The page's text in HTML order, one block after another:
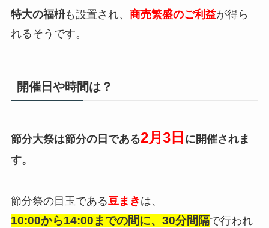
特大の福枡も設置され、 商売繁盛のご利益が得ら
れるそうです。
開催日や時間は？
節分大祭は節分の日である2月3日 に開催されま
す。
節分祭の目玉である豆まき は、
10:00から14:00までの間に、 30分間隔で行われ